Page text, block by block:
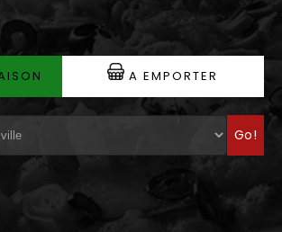
A EMPORTER
Go!